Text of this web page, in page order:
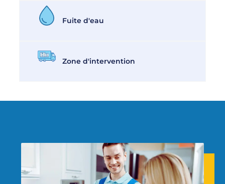
Fuite d'eau
Zone d'intervention